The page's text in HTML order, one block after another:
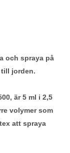
och spraya på
jorden.
är 5 ml i 2,5
volymer som
att spraya